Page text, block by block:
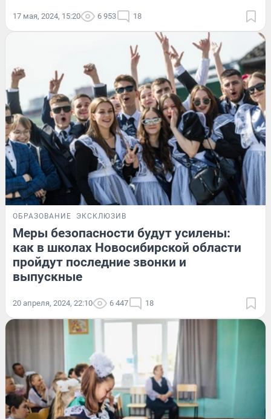
17 мая, 2024, 15:20 6 953 18
ОБРАЗОВАНИЕ ЭКСКЛЮЗИВ
Меры безопасности будут усилены:
как в школах Новосибирской области
пройдут последние звонки и
выпускные
20 апреля, 2024, 22:10 6 447 18